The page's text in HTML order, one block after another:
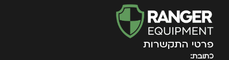
פרטי התקשרות
כתובת: